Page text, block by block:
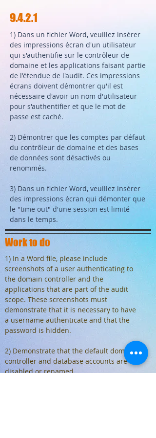
9.4.2.1
1) Dans un fichier Word, veuillez insérer
des impressions écran d'un utilisateur
qui s'authentifie sur le contrôleur de
domaine et les applications faisant partie
de l'étendue de l'audit. Ces impressions
écrans doivent démontrer qu'il est
nécessaire d'avoir un nom d'utilisateur
pour s'authentifier et que le mot de
passe est caché.
2) Démontrer que les comptes par défaut
du contrôleur de domaine et des bases
de données sont désactivés ou
renommés.
3) Dans un fichier Word, veuillez insérer
des impressions écran qui démonter que
le "time out" d'une session est limité
dans le temps.
Work to do
1) In a Word file, please include
screenshots of a user authenticating to
the domain controller and the
applications that are part of the audit
scope. These screenshots must
demonstrate that it is necessary to have
a username authenticate and that the
password is hidden.
2) Demonstrate that the default domain
controller and database accounts are
disabled or renamed.